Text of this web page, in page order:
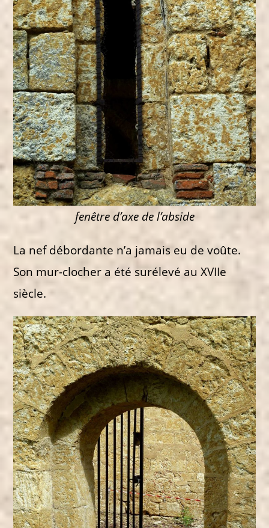
fenêtre d’axe de l’abside
La nef débordante n’a jamais eu de voûte.
Son mur-clocher a été surélevé au XVIIe
siècle.